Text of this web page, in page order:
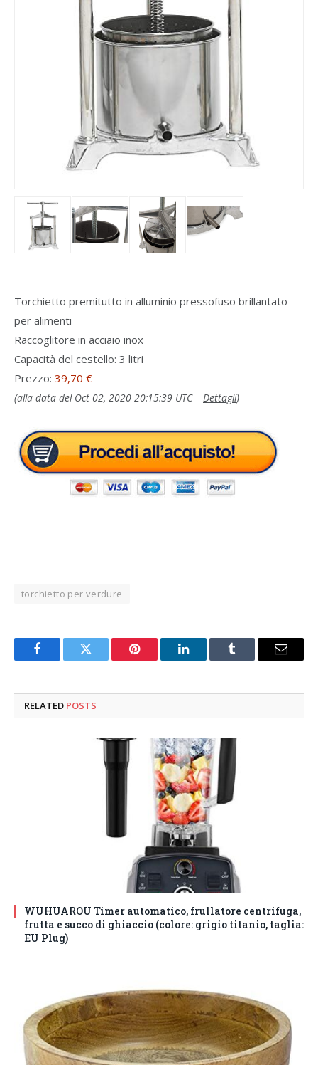
Torchietto premitutto in alluminio pressofuso brillantato
per alimenti
Raccoglitore in acciaio inox
Capacità del cestello: 3 litri
Prezzo: 39,70 €
(alla data del Oct 02, 2020 20:15:39 UTC – Dettagli)
torchietto per verdure
FacebookTwitter Pinterest LinkedInTumblr Email
RELATED POSTS
WUHUAROU Timer automatico, frullatore centrifuga,
frutta e succo di ghiaccio (colore: grigio titanio, taglia:
EU Plug)